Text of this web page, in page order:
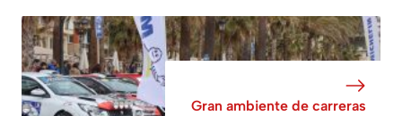
Gran ambiente de carreras